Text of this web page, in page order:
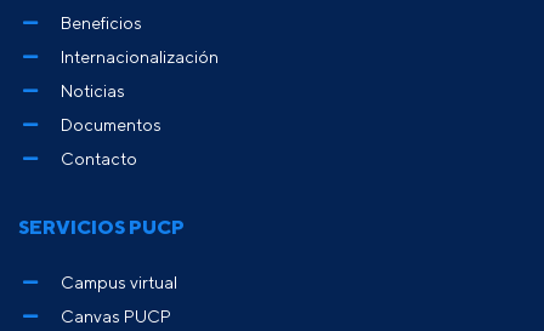
Beneficios
Internacionalización
Noticias
Documentos
Contacto
SERVICIOS PUCP
Campus virtual
Canvas PUCP